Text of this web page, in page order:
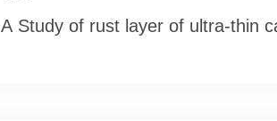
A Study of rust layer of ultra-thin